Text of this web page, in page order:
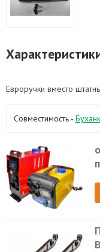
Евроручки вместо
Совместимость -